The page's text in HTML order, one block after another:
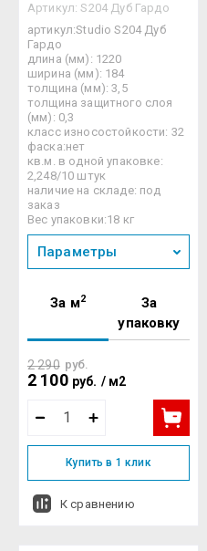
Артикул: S204 Дуб Гардо
артикул:Studio S204 Дуб
Гардо
длина (мм): 1220
ширина (мм): 184
толщина (мм): 3,5
толщина защитного слоя
(мм): 0,3
класс износостойкости: 32
фаска:нет
кв.м. в одной упаковке:
2,248/10 штук
наличие на складе: под
заказ
Вес упаковки:18 кг
Параметры
За м2
За
упаковку
2 290 руб.
2 100 руб. / м2
Купить в 1 клик
К сравнению